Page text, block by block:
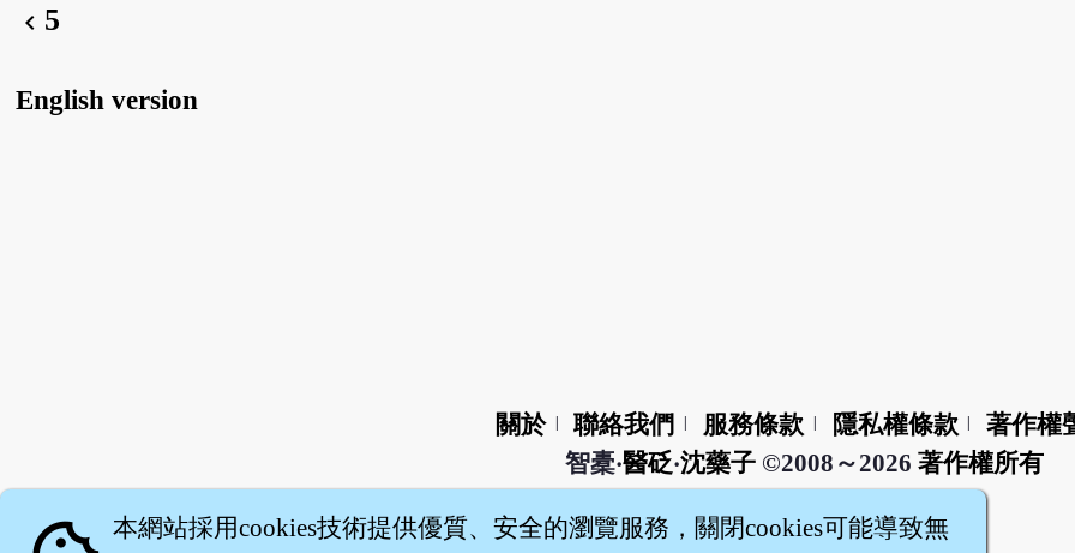
chevron_left 5
English version
關於 聯絡我們 服務條款 隱私權條款
著作權
智橐‧醫砭‧沈藥子©2008～2026 著作權所有
本網站採用cookies技術提供優質、安全的瀏覽服務，關閉cookies可能導致無